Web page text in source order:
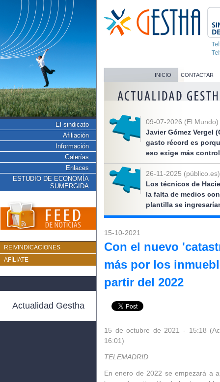
El sindicato
Afiliación
Información
Galerías
Enlaces
ESTUDIO DE ECONOMÍA
SUMERGIDA
REIVINDICACIONES
AFÍLIATE
Actualidad Gestha
INICIO CONTACTAR
09-07-2026 (El Mundo)
Javier Gómez Vergel
gasto récord es
eso exige más
26-11-2025 (público.es)
Los técnicos de
la falta de medios
plantilla se
15-10-2021
Con el nuevo
más por los
partir del 2022
15 de octubre de 2021 - 15:18
16:01)
TELEMADRID
En enero de 2022 se empezará a